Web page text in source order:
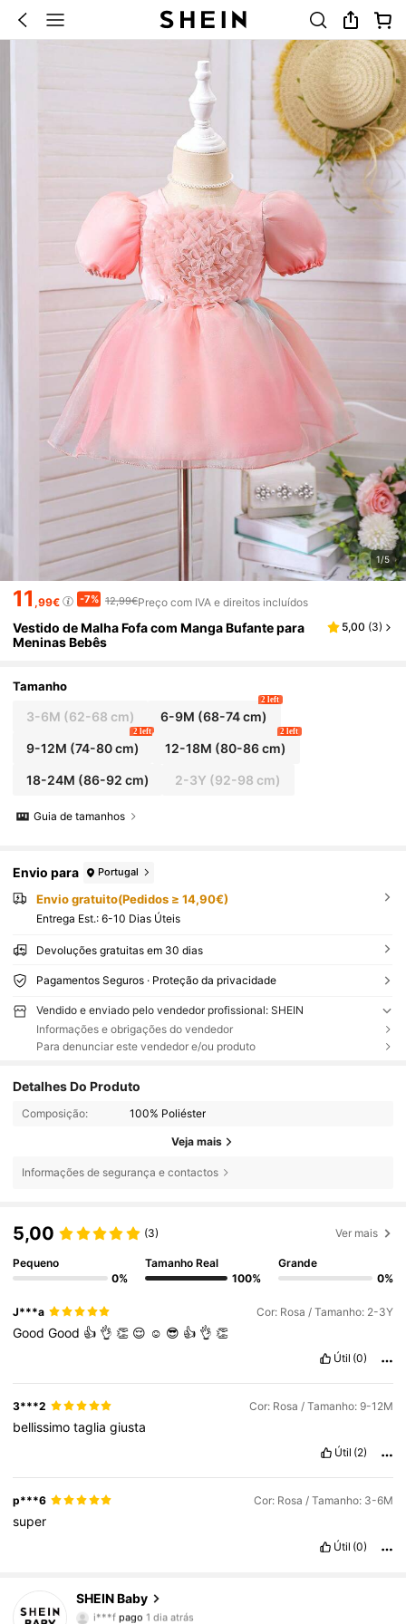
1/5
11 ,99€ -7% 12,99€Preço com IVA e direitos incluídos
Vestido de Malha Fofa com Manga Bufante para
Meninas Bebês
5,00 (3)
Tamanho
3-6M (62-68 cm) 6-9M (68-74 cm)
2 left
9-12M (74-80 cm)
2 left
12-18M (80-86 cm)
2 left
18-24M (86-92 cm) 2-3Y (92-98 cm)
Guia de tamanhos
Envio para Portugal
Envio gratuito(Pedidos ≥ 14,90€)
Entrega Est.: 6-10 Dias Úteis
Devoluções gratuitas em 30 dias
Pagamentos Seguros · Proteção da privacidade
Vendido e enviado pelo vendedor profissional: SHEIN
Informações e obrigações do vendedor
Para denunciar este vendedor e/ou produto
Detalhes Do Produto
Composição: 100% Poliéster
Veja mais
Informações de segurança e contactos
5,00 (3) Ver mais
Pequeno
0%
Tamanho Real
100%
Grande
0%
J***a Cor: Rosa / Tamanho: 2-3Y
GoodGood 👍 👌👏 😌 ☺ 😎 👍 👌👏
Útil (0)
3***2 Cor: Rosa / Tamanho: 9-12M
bellissimotagliagiusta
Útil (2)
p***6 Cor: Rosa / Tamanho: 3-6M
super
Útil (0)
SHEIN Baby
4,92
742K Seguidores
i***fpago 1 dia atrás